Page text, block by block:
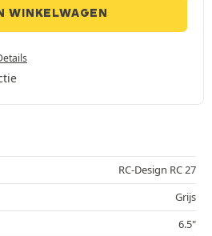
WINKELWAGEN
RC-Design RC 27
Grijs
6.5"